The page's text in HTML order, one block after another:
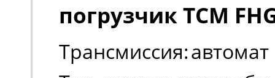
погрузчик TCM
Трансмиссия:автомат